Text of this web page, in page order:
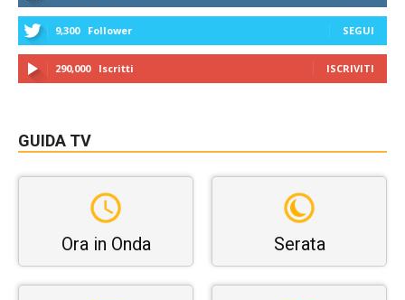
9,300 Follower SEGUI
290,000 Iscritti ISCRIVITI
GUIDA TV
Ora in Onda Serata